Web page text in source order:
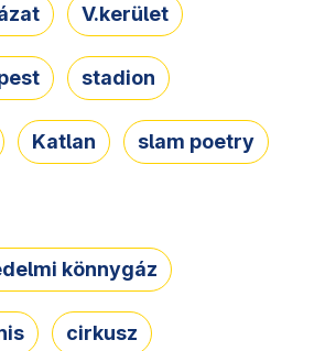
V.kerület
stadion
Katlan slam poetry
könnygáz
cirkusz